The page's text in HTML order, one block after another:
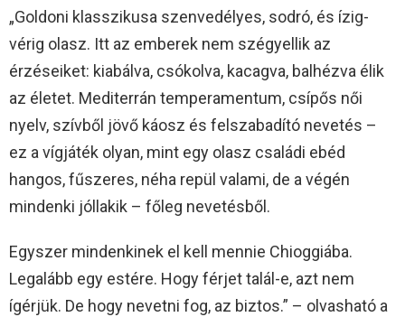
„Goldoni klasszikusa szenvedélyes, sodró, és ízig-
vérig olasz. Itt az emberek nem szégyellik az
érzéseiket: kiabálva, csókolva, kacagva, balhézva élik
az életet. Mediterrán temperamentum, csípős női
nyelv, szívből jövő káosz és felszabadító nevetés –
ez a vígjáték olyan, mint egy olasz családi ebéd
hangos, fűszeres, néha repül valami, de a végén
mindenki jóllakik – főleg nevetésből.
Egyszer mindenkinek el kell mennie Chioggiába.
Legalább egy estére. Hogy férjet talál-e, azt nem
ígérjük. De hogy nevetni fog, az biztos.” – olvasható a